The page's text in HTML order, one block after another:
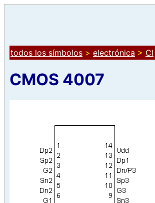
todos los símbolos > electrónica > CI
CMOS 4007